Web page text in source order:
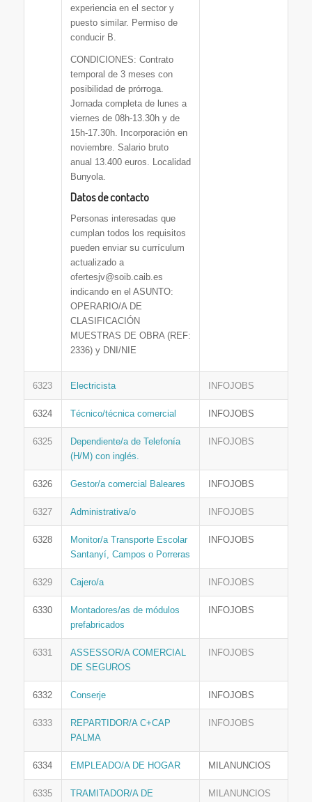
experiencia en el sector y
puesto similar. Permiso de
conducir B.
CONDICIONES: Contrato
temporal de 3 meses con
posibilidad de prórroga.
Jornada completa de lunes a
viernes de 08h-13.30h y de
15h-17.30h. Incorporación en
noviembre. Salario bruto
anual 13.400 euros. Localidad
Bunyola.
Datos de contacto
Personas interesadas que
cumplan todos los requisitos
pueden enviar su currículum
actualizado a
ofertesjv@soib.caib.es
indicando en el ASUNTO:
OPERARIO/A DE
CLASIFICACIÓN
MUESTRAS DE OBRA (REF:
2336) y DNI/NIE
6323 Electricista INFOJOBS
6324 Técnico/técnica comercial INFOJOBS
6325
Dependiente/a de Telefonía
(H/M) con inglés.
INFOJOBS
6326 Gestor/a comercial Baleares INFOJOBS
6327 Administrativa/o INFOJOBS
6328
Monitor/a Transporte Escolar
Santanyí, Campos o Porreras
INFOJOBS
6329 Cajero/a INFOJOBS
6330
Montadores/as de módulos
prefabricados
INFOJOBS
6331
ASSESSOR/A COMERCIAL
DE SEGUROS
INFOJOBS
6332 Conserje INFOJOBS
6333
REPARTIDOR/A C+CAP
PALMA
INFOJOBS
6334 EMPLEADO/A DE HOGAR MILANUNCIOS
6335
TRAMITADOR/A DE
MILANUNCIOS